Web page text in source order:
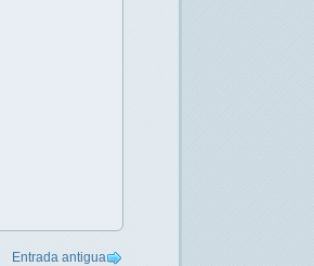
Entrada antigua